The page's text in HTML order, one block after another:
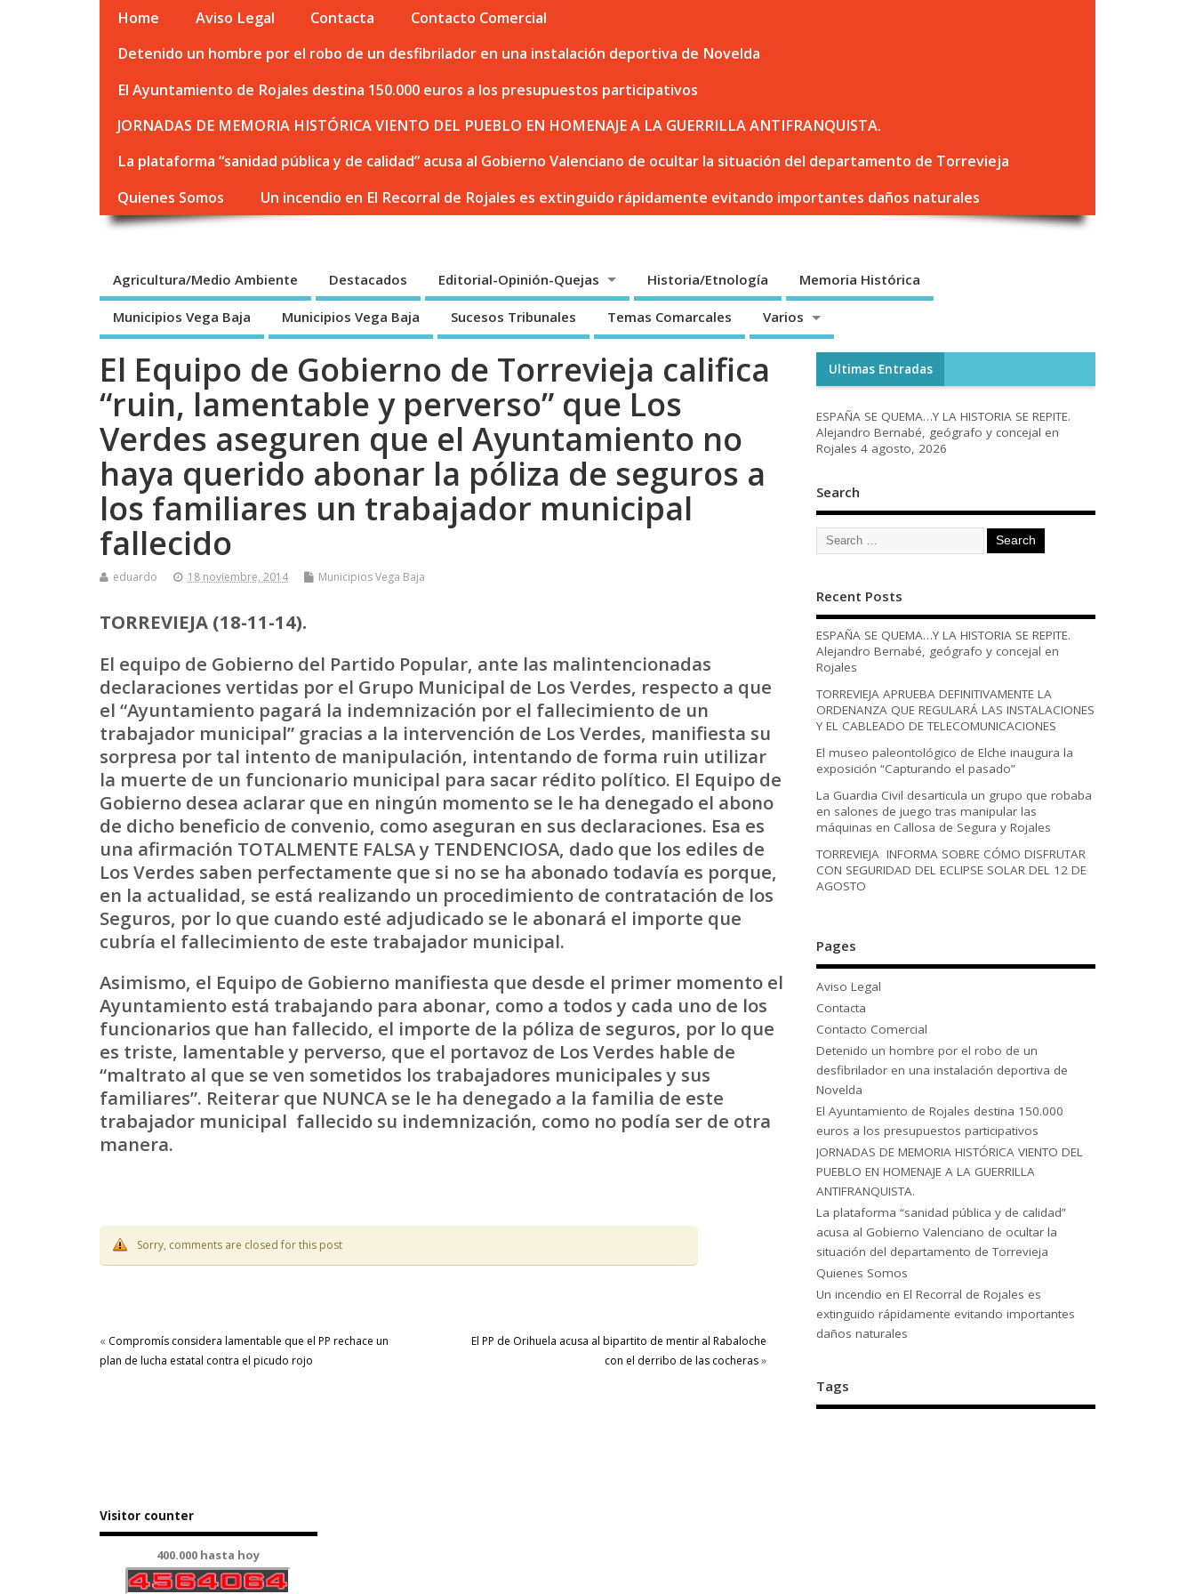
Home Aviso Legal Contacta
Contacto Comercial
Detenido un hombre por el robo de un desfibrilador en una instalación deportiva de Novelda
El Ayuntamiento de Rojales destina 150.000 euros a los presupuestos participativos
JORNADAS DE MEMORIA HISTÓRICA VIENTO DEL PUEBLO EN HOMENAJE A LA GUERRILLA ANTIFRANQUISTA.
La plataforma “sanidad pública y de calidad” acusa al Gobierno Valenciano de ocultar la situación del departamento de Torrevieja
Quienes Somos
Un incendio en El Recorral de Rojales es extinguido rápidamente evitando importantes daños naturales
Agricultura/Medio Ambiente Destacados Editorial-Opinión-Quejas Historia/Etnología Memoria Histórica
Municipios Vega Baja Municipios Vega Baja Sucesos Tribunales Temas Comarcales Varios
El Equipo de Gobierno de Torrevieja califica
“ruin, lamentable y perverso” que Los
Verdes aseguren que el Ayuntamiento no
haya querido abonar la póliza de seguros a
los familiares un trabajador municipal
fallecido
eduardo 18 noviembre, 2014 Municipios Vega Baja
TORREVIEJA (18-11-14).
El equipo de Gobierno del Partido Popular, ante las malintencionadas
declaraciones vertidas por el Grupo Municipal de Los Verdes, respecto a que
el “Ayuntamiento pagará la indemnización por el fallecimiento de un
trabajador municipal” gracias a la intervención de Los Verdes, manifiesta su
sorpresa por tal intento de manipulación, intentando de forma ruin utilizar
la muerte de un funcionario municipal para sacar rédito político. El Equipo de
Gobierno desea aclarar que en ningún momento se le ha denegado el abono
de dicho beneficio de convenio, como aseguran en sus declaraciones. Esa es
una afirmación TOTALMENTE FALSA y TENDENCIOSA, dado que los ediles de
Los Verdes saben perfectamente que si no se ha abonado todavía es porque,
en la actualidad, se está realizando un procedimiento de contratación de los
Seguros, por lo que cuando esté adjudicado se le abonará el importe que
cubría el fallecimiento de este trabajador municipal.
Asimismo, el Equipo de Gobierno manifiesta que desde el primer momento el
Ayuntamiento está trabajando para abonar, como a todos y cada uno de los
funcionarios que han fallecido, el importe de la póliza de seguros, por lo que
es triste, lamentable y perverso, que el portavoz de Los Verdes hable de
“maltrato al que se ven sometidos los trabajadores municipales y sus
familiares”. Reiterar que NUNCA se le ha denegado a la familia de este
trabajador municipal fallecido su indemnización, como no podía ser de otra
manera.
Sorry, comments are closed for this post
« Compromís considera lamentable que el PP rechace un
plan de lucha estatal contra el picudo rojo
El PP de Orihuela acusa al bipartito de mentir al Rabaloche
con el derribo de las cocheras»
Ultimas Entradas
ESPAÑA SE QUEMA…Y LA HISTORIA SE REPITE.
Alejandro Bernabé, geógrafo y concejal en
Rojales 4 agosto, 2026
Search
Recent Posts
ESPAÑA SE QUEMA…Y LA HISTORIA SE REPITE.
Alejandro Bernabé, geógrafo y concejal en
Rojales
TORREVIEJA APRUEBA DEFINITIVAMENTE LA
ORDENANZA QUE REGULARÁ LAS INSTALACIONES
Y EL CABLEADO DE TELECOMUNICACIONES
El museo paleontológico de Elche inaugura la
exposición “Capturando el pasado”
La Guardia Civil desarticula un grupo que robaba
en salones de juego tras manipular las
máquinas en Callosa de Segura y Rojales
TORREVIEJA INFORMA SOBRE CÓMO DISFRUTAR
CON SEGURIDAD DEL ECLIPSE SOLAR DEL 12 DE
AGOSTO
Pages
Aviso Legal
Contacta
Contacto Comercial
Detenido un hombre por el robo de un
desfibrilador en una instalación deportiva de
Novelda
El Ayuntamiento de Rojales destina 150.000
euros a los presupuestos participativos
JORNADAS DE MEMORIA HISTÓRICA VIENTO DEL
PUEBLO EN HOMENAJE A LA GUERRILLA
ANTIFRANQUISTA.
La plataforma “sanidad pública y de calidad”
acusa al Gobierno Valenciano de ocultar la
situación del departamento de Torrevieja
Quienes Somos
Un incendio en El Recorral de Rojales es
extinguido rápidamente evitando importantes
daños naturales
Tags
Visitor counter
400.000 hasta hoy